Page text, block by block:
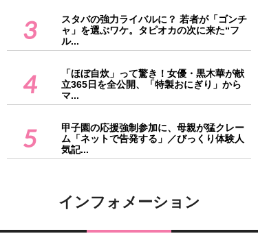
3
スタバの強力ライバルに？ 若者が「ゴンチ
ャ」を選ぶワケ。タピオカの次に来た“フ
ル...
4
「ほぼ自炊」って驚き！女優・黒木華が献
立365日を全公開、「特製おにぎり」から
マ...
5
甲子園の応援強制参加に、母親が猛クレー
ム「ネットで告発する」／びっくり体験人
気記...
インフォメーション